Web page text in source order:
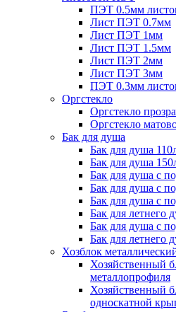
ПЭТ 0.5мм
Лист ПЭТ 0.7мм
Лист ПЭТ 1мм
Лист ПЭТ 1.5мм
Лист ПЭТ 2мм
Лист ПЭТ 3мм
ПЭТ 0.3мм
Оргстекло
Оргстекло
Оргстекло
Бак для душа
Бак для душа
Бак для душа
Бак для душа с
Бак для душа с
Бак для душа с
Бак для летнего
Бак для душа с
Бак для летнего
Хозблок
Хозяйственный
металлопрофиля
Хозяйственный
односкатной